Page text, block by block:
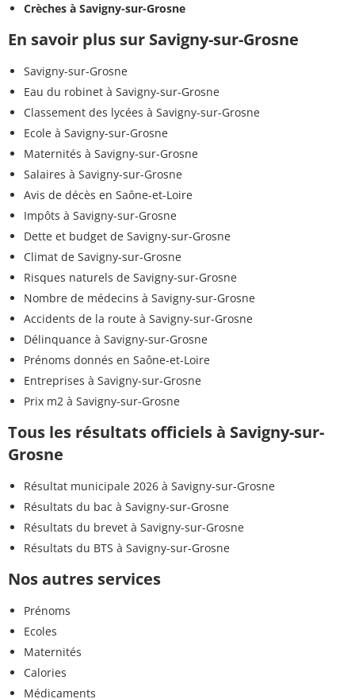
Crèches à Savigny-sur-Grosne
En savoir plus sur Savigny-sur-Grosne
Savigny-sur-Grosne
Eau du robinet à Savigny-sur-Grosne
Classement des lycées à Savigny-sur-Grosne
Ecole à Savigny-sur-Grosne
Maternités à Savigny-sur-Grosne
Salaires à Savigny-sur-Grosne
Avis de décès en Saône-et-Loire
Impôts à Savigny-sur-Grosne
Dette et budget de Savigny-sur-Grosne
Climat de Savigny-sur-Grosne
Risques naturels de Savigny-sur-Grosne
Nombre de médecins à Savigny-sur-Grosne
Accidents de la route à Savigny-sur-Grosne
Délinquance à Savigny-sur-Grosne
Prénoms donnés en Saône-et-Loire
Entreprises à Savigny-sur-Grosne
Prix m2 à Savigny-sur-Grosne
Tous les résultats officiels à Savigny-sur-
Grosne
Résultat municipale 2026 à Savigny-sur-Grosne
Résultats du bac à Savigny-sur-Grosne
Résultats du brevet à Savigny-sur-Grosne
Résultats du BTS à Savigny-sur-Grosne
Nos autres services
Prénoms
Ecoles
Maternités
Calories
Médicaments